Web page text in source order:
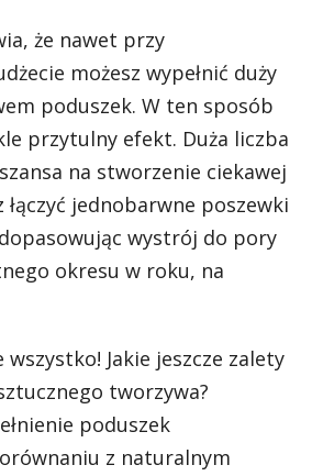
że nawet przy
możesz wypełnić duży
poduszek. W ten sposób
przytulny efekt. Duża liczba
na stworzenie ciekawej
łączyć jednobarwne poszewki
wystrój do pory
okresu w roku, na
Jakie jeszcze zalety
tworzywa?
poduszek
z naturalnym